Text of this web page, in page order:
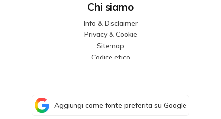
Chi siamo
Info & Disclaimer
Privacy & Cookie
Sitemap
Codice etico
Aggiungi come fonte preferita su Google